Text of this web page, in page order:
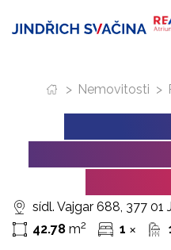
sídl. Vajgar 688, 377 01
42.78 m2 1 ✕
> Nemovitosti >